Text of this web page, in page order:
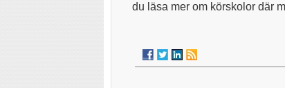
du läsa mer om körskolor där